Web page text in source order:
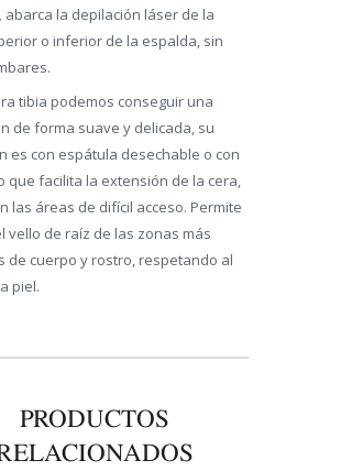
abarca la depilación láser de la
o inferior de la espalda, sin
tibia podemos conseguir una
de forma suave y delicada, su
es con espátula desechable o con
que facilita la extensión de la cera,
las áreas de difícil acceso. Permite
vello de raíz de las zonas más
de cuerpo y rostro, respetando al
piel.
PRODUCTOS